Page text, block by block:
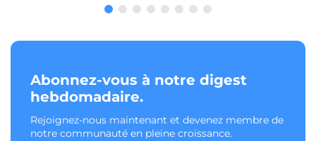
Abonnez-vous à notre digest
hebdomadaire.
Rejoignez-nous maintenant et devenez membre de
notre communauté en pleine croissance.